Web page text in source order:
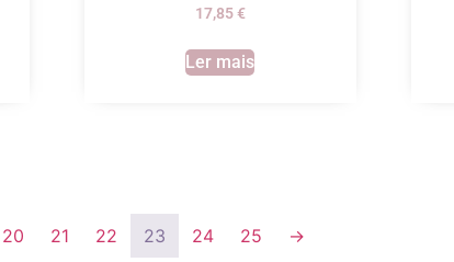
17,85€
Ler mais
20 21 22 23 24 25 →